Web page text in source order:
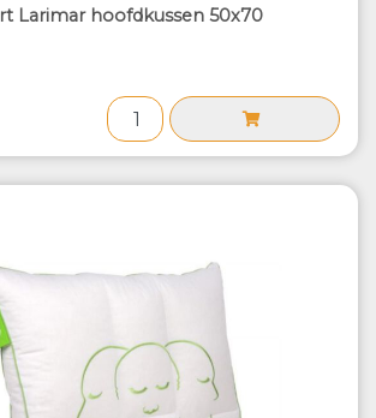
Larimar hoofdkussen 50x70